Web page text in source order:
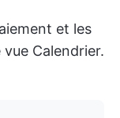
et les
Calendrier.